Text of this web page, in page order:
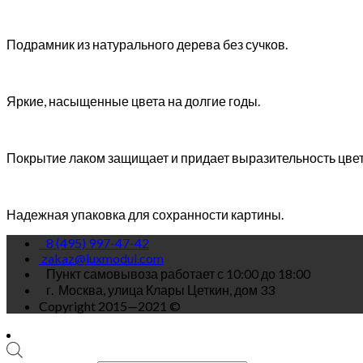
Подрамник из натурального дерева без сучков.
Яркие, насыщенные цвета на долгие годы.
Покрытие лаком защищает и придает выразительность
Надежная упаковка для сохранности картины.
8 (495) 997-47-42
zakaz@luxmodul.com
Пункт самовывоза работает с 10:00 до 18:00
г. Москва, улица Клары Цеткин, дом 33
Copyright 2015—2021 ©